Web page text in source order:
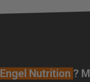
Engel Nutrition ?